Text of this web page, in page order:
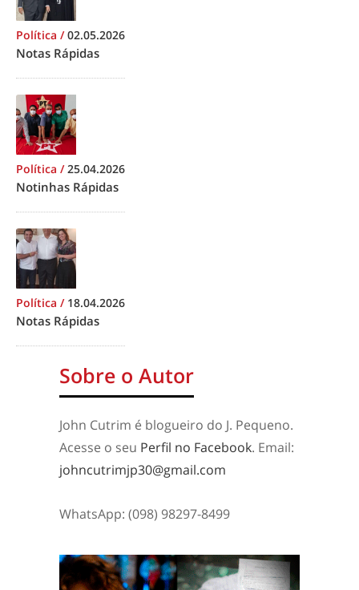
Política /02.05.2026
Notas Rápidas
Política /25.04.2026
Notinhas Rápidas
Política / 18.04.2026
Notas Rápidas
Sobre o Autor
John Cutrim é blogueiro do J. Pequeno.
Acesse o seu Perfil no Facebook. Email:
johncutrimjp30@gmail.com
WhatsApp: (098) 98297-8499